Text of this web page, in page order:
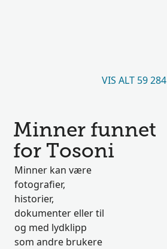
VIS ALT 59 284
Minner funnet
for Tosoni
Minner kan være
fotografier,
historier,
dokumenter eller til
og med lydklipp
som andre brukere